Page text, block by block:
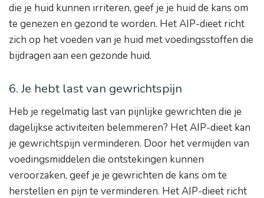
die je huid kunnen irriteren, geef je je huid de kans om
te genezen en gezond te worden. Het AIP-dieet richt
zich op het voeden van je huid met voedingsstoffen die
bijdragen aan een gezonde huid.
6. Je hebt last van gewrichtspijn
Heb je regelmatig last van pijnlijke gewrichten die je
dagelijkse activiteiten belemmeren? Het AIP-dieet kan
je gewrichtspijn verminderen. Door het vermijden van
voedingsmiddelen die ontstekingen kunnen
veroorzaken, geef je je gewrichten de kans om te
herstellen en pijn te verminderen. Het AIP-dieet richt